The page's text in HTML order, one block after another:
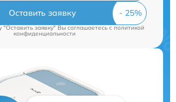
Оставить заявку
заявку" Вы соглашаетесь c политикой
конфиденциальности